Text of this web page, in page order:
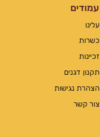
עמודים
עלינו
כשרות
זכיינות
תקנון דגנים
הצהרת נגישות
צור קשר